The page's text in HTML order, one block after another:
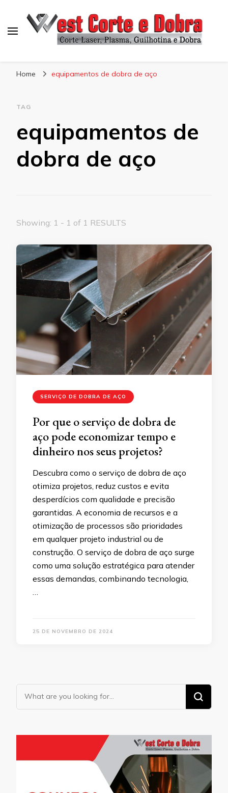
Home equipamentos de dobra de aço
TAG
equipamentos de
dobra de aço
Showing: 1 - 1 of 1 RESULTS
SERVIÇO DE DOBRA DE AÇO
Por que o serviço de dobra de
aço pode economizar tempo e
dinheiro nos seus projetos?
Descubra como o serviço de dobra de aço
otimiza projetos, reduz custos e evita
desperdícios com qualidade e precisão
garantidas. A economia de recursos e a
otimização de processos são prioridades
em qualquer projeto industrial ou de
construção. O serviço de dobra de aço surge
como uma solução estratégica para atender
essas demandas, combinando tecnologia,
…
25 DE NOVEMBRO DE 2024
Looking
for